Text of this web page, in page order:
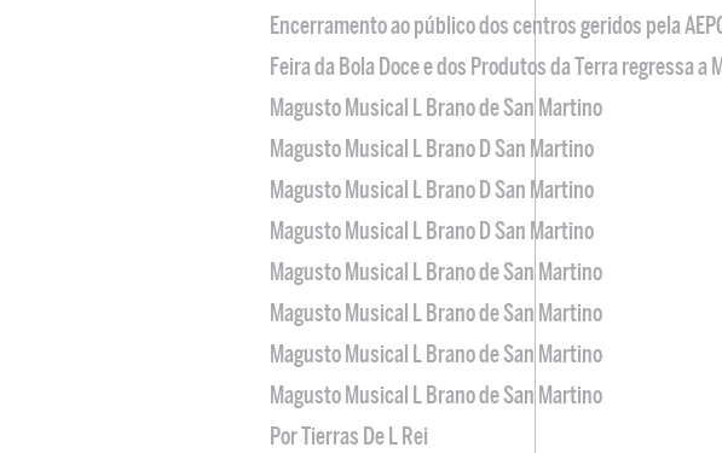
Encerramento ao público dos centros geridos pela
Feira da Bola Doce e dos Produtos da Terra regressa a
Magusto Musical L Brano de San Martino
Magusto Musical L Brano D San Martino
Magusto Musical L Brano D San Martino
Magusto Musical L Brano D San Martino
Magusto Musical L Brano de San Martino
Magusto Musical L Brano de San Martino
Magusto Musical L Brano de San Martino
Magusto Musical L Brano de San Martino
Por Tierras De L Rei